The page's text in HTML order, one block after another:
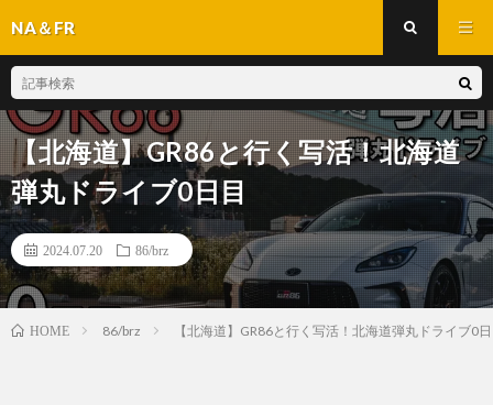
NA＆FR
【北海道】GR86と行く写活！北海道
弾丸ドライブ0日目
2024.07.20 86/brz
HOME 86/brz 【北海道】GR86と行く写活！北海道弾丸ドライブ0